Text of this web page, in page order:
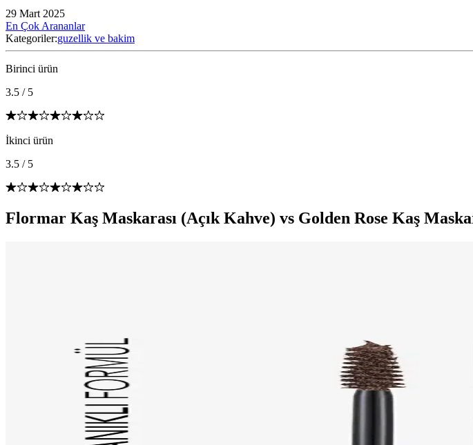
29 Mart 2025
En Çok Arananlar
Kategoriler:guzellik ve bakim
Birinci ürün
3.5 / 5
İkinci ürün
3.5 / 5
Flormar Kaş Maskarası (Açık Kahve) vs Golden Rose Kaş